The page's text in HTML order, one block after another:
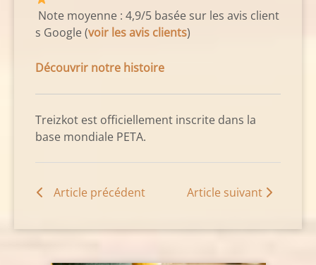
Note moyenne : 4,9/5 basée sur les avis client
s Google (voir les avis clients)
Découvrir notre histoire
Treizkot est officiellement inscrite dans la
base mondiale PETA.
Article précédent Article suivant